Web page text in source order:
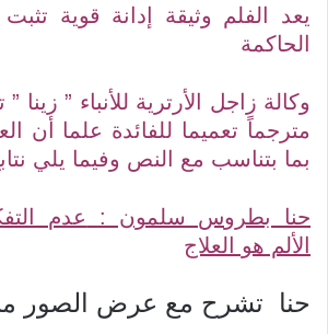
يعد الفلم وثيقة إدانة قوية
الحاكمة
وكالة زاجل الأرترية للأنباء ” زينا
مترجماً تعميما للفائدة علما أن
بما بتناسب مع النص وفيما يلي
حنا بطروس سلمون : عدم
الألم هو العلاج
حنا تشرح مع عرض الصور من